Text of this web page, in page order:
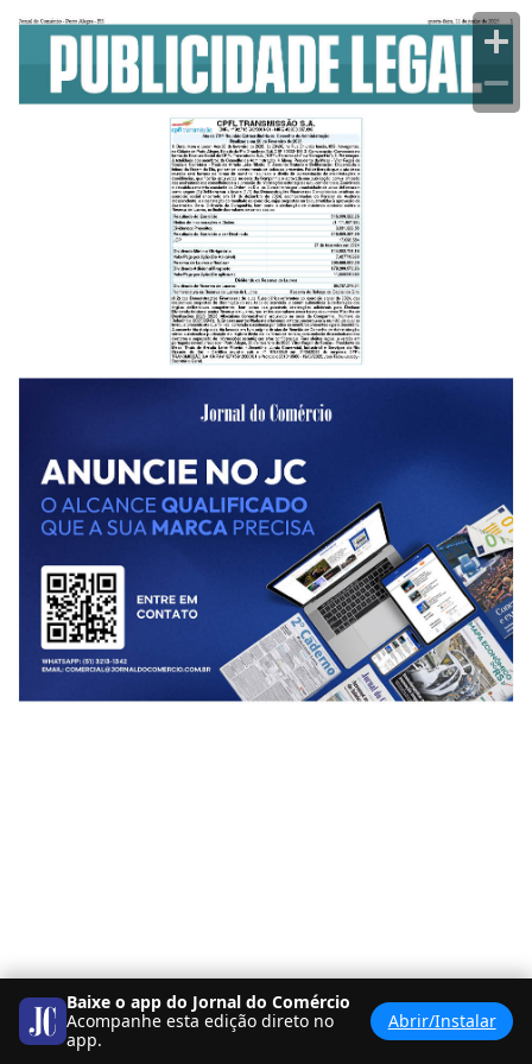
Baixe o app do Jornal do Comércio
Acompanhe esta edição direto no
app.
Abrir/Instalar